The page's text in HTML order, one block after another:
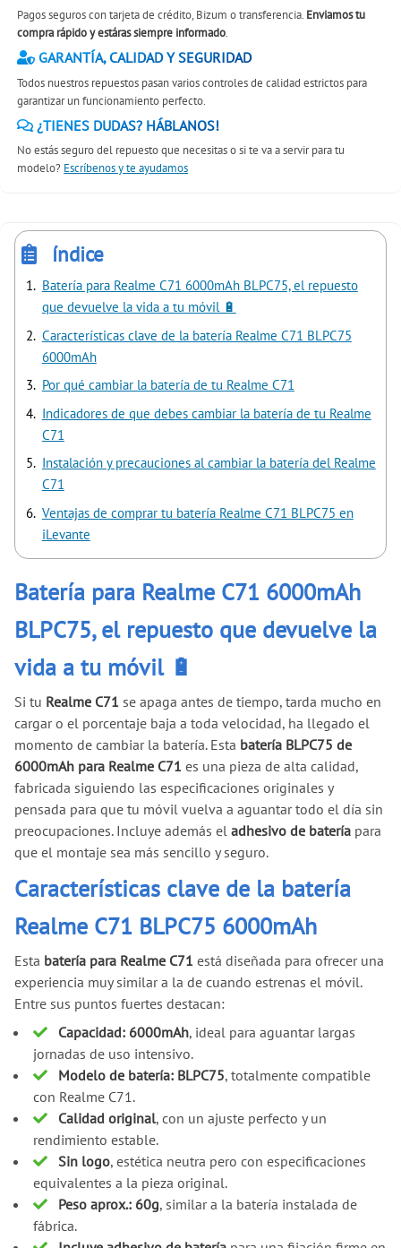
Pagos seguros con tarjeta de crédito, Bizum o transferencia. Enviamos tu
compra rápido y estáras siempre informado.
GARANTÍA, CALIDAD Y SEGURIDAD
Todos nuestros repuestos pasan varios controles de calidad estrictos para
garantizar un funcionamiento perfecto.
¿TIENES DUDAS? HÁBLANOS!
No estás seguro del repuesto que necesitas o si te va a servir para tu
modelo? Escríbenos y te ayudamos
índice
Batería para Realme C71 6000mAh BLPC75, el repuesto
que devuelve la vida a tu móvil 🔋
Características clave de la batería Realme C71 BLPC75
6000mAh
Por qué cambiar la batería de tu Realme C71
Indicadores de que debes cambiar la batería de tu Realme
C71
Instalación y precauciones al cambiar la batería del Realme
C71
Ventajas de comprar tu batería Realme C71 BLPC75 en
iLevante
Batería para Realme C71 6000mAh
BLPC75, el repuesto que devuelve la
vida a tu móvil 🔋
Si tu Realme C71 se apaga antes de tiempo, tarda mucho en
cargar o el porcentaje baja a toda velocidad, ha llegado el
momento de cambiar la batería. Esta batería BLPC75 de
6000mAh para Realme C71 es una pieza de alta calidad,
fabricada siguiendo las especificaciones originales y
pensada para que tu móvil vuelva a aguantar todo el día sin
preocupaciones. Incluye además el adhesivo de batería para
que el montaje sea más sencillo y seguro.
Características clave de la batería
Realme C71 BLPC75 6000mAh
Esta batería para Realme C71 está diseñada para ofrecer una
experiencia muy similar a la de cuando estrenas el móvil.
Entre sus puntos fuertes destacan:
Capacidad: 6000mAh, ideal para aguantar largas
jornadas de uso intensivo.
Modelo de batería: BLPC75, totalmente compatible
con Realme C71.
Calidad original, con un ajuste perfecto y un
rendimiento estable.
Sin logo, estética neutra pero con especificaciones
equivalentes a la pieza original.
Peso aprox.: 60g, similar a la batería instalada de
fábrica.